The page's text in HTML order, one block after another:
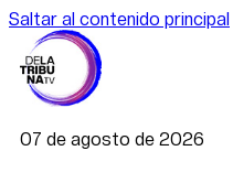
Saltar al contenido principal
07 de agosto de 2026